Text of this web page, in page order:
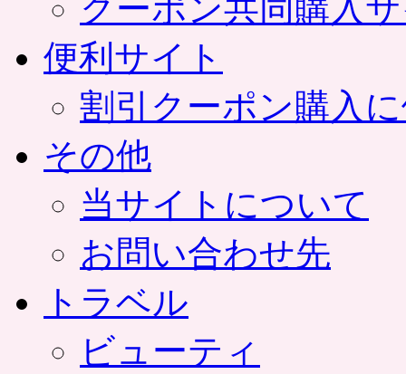
クーポン共同購入
便利サイト
割引クーポン購入
その他
当サイトについて
お問い合わせ先
トラベル
ビューティ